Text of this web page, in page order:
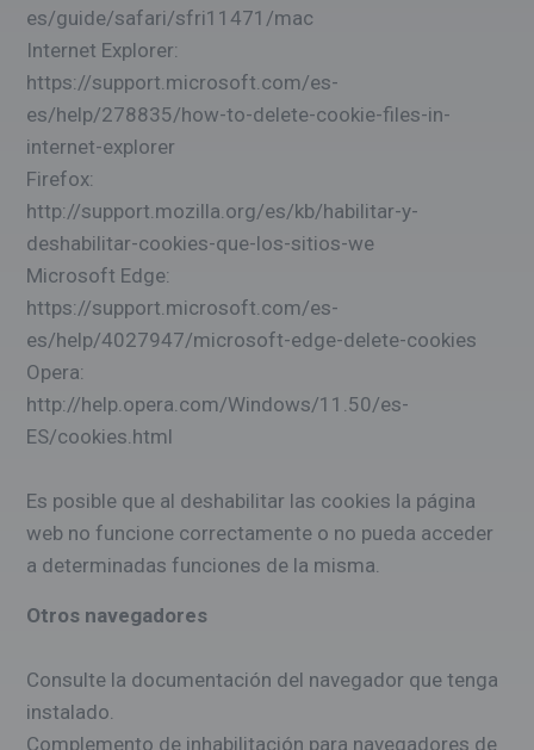
es/guide/safari/sfri11471/mac
Internet Explorer:
https://support.microsoft.com/es-
es/help/278835/how-to-delete-cookie-files-in-
internet-explorer
Firefox:
http://support.mozilla.org/es/kb/habilitar-y-
deshabilitar-cookies-que-los-sitios-we
Microsoft Edge:
https://support.microsoft.com/es-
es/help/4027947/microsoft-edge-delete-cookies
Opera:
http://help.opera.com/Windows/11.50/es-
ES/cookies.html
Es posible que al deshabilitar las cookies la página
web no funcione correctamente o no pueda acceder
a determinadas funciones de la misma.
Otros navegadores
Consulte la documentación del navegador que tenga
instalado.
Complemento de inhabilitación para navegadores de